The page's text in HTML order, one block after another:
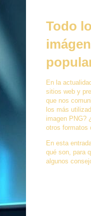
Todo
En la
sitios web y
que nos
los más
imagen PNG?
otros formatos
En esta
qué son, para
algunos